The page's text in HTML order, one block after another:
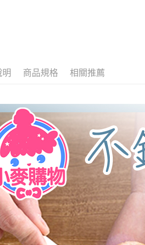
明 商品規格 相關推薦